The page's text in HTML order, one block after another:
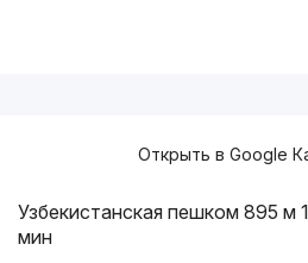
Открыть в Google
Узбекистанская пешком 895 м
мин